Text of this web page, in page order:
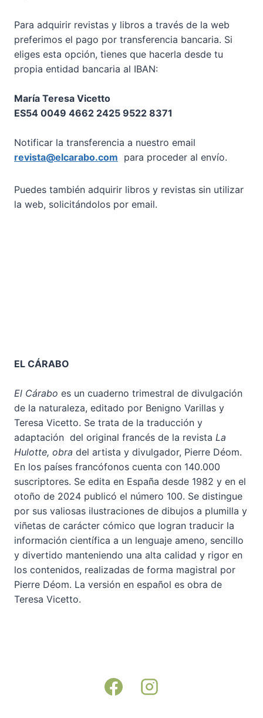
Para adquirir revistas y libros a través de la web
preferimos el pago por transferencia bancaria. Si
eliges esta opción, tienes que hacerla desde tu
propia entidad bancaria al IBAN:
María Teresa Vicetto
ES54 0049 4662 2425 9522 8371
Notificar la transferencia a nuestro email
revista@elcarabo.com para proceder al envío.
Puedes también adquirir libros y revistas sin utilizar
la web, solicitándolos por email.
EL CÁRABO
El Cárabo es un cuaderno trimestral de divulgación
de la naturaleza, editado por Benigno Varillas y
Teresa Vicetto. Se trata de la traducción y
adaptación del original francés de la revista La
Hulotte, obra del artista y divulgador, Pierre Déom.
En los países francófonos cuenta con 140.000
suscriptores. Se edita en España desde 1982 y en el
otoño de 2024 publicó el número 100. Se distingue
por sus valiosas ilustraciones de dibujos a plumilla y
viñetas de carácter cómico que logran traducir la
información científica a un lenguaje ameno, sencillo
y divertido manteniendo una alta calidad y rigor en
los contenidos, realizadas de forma magistral por
Pierre Déom. La versión en español es obra de
Teresa Vicetto.